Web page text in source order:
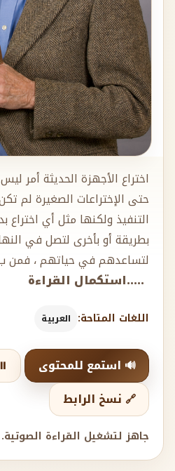
اختراع الأجهزة الحديثة أمر
حتى الإختراعات الصغيرة لم
التنفيذ ولكنها مثل أي
بطريقة أو بأخرى لتصل في
لتساعدهم في حياتهم ، فمن
.....استكمال القراءة
اللغات المتاحة: العربية
🔊 استمع للمحتوى
🔗 نسخ الرابط
جاهز لتشغيل القراءة الصوتية.